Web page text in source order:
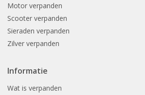
Motor verpanden
Scooter verpanden
Sieraden verpanden
Zilver verpanden
Informatie
Wat is verpanden